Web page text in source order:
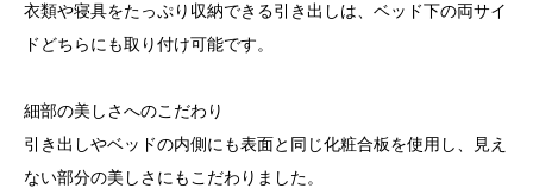
衣類や寝具をたっぷり収納できる引き出しは、ベッド下の両サイ
ドどちらにも取り付け可能です。
細部の美しさへのこだわり
引き出しやベッドの内側にも表面と同じ化粧合板を使用し、見え
ない部分の美しさにもこだわりました。